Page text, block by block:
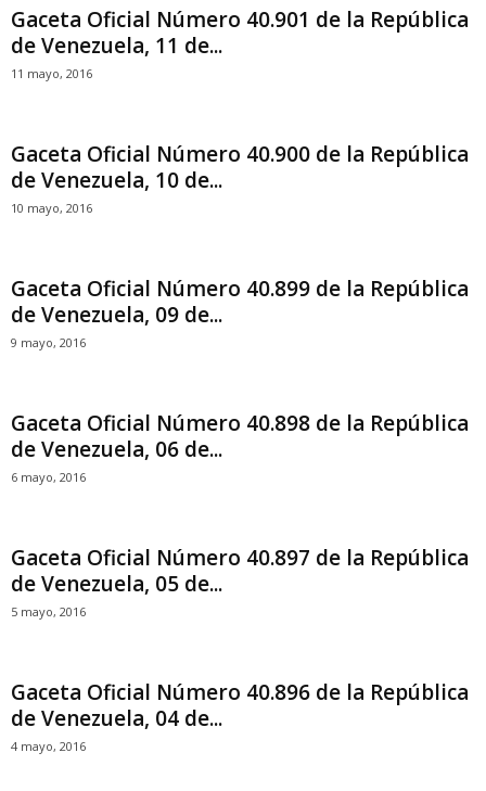
Gaceta Oficial Número 40.901 de la República
de Venezuela, 11 de...
11 mayo, 2016
Gaceta Oficial Número 40.900 de la República
de Venezuela, 10 de...
10 mayo, 2016
Gaceta Oficial Número 40.899 de la República
de Venezuela, 09 de...
9 mayo, 2016
Gaceta Oficial Número 40.898 de la República
de Venezuela, 06 de...
6 mayo, 2016
Gaceta Oficial Número 40.897 de la República
de Venezuela, 05 de...
5 mayo, 2016
Gaceta Oficial Número 40.896 de la República
de Venezuela, 04 de...
4 mayo, 2016